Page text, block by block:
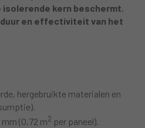
kern beschermt,
en effectiviteit van het
hergebruikte materialen en
(0,72 m2 per paneel).